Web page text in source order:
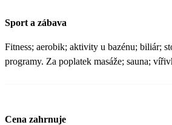
Sport a zábava
Fitness; aerobik; aktivity u bazénu; biliár;
programy. Za poplatek masáže; sauna;
Cena zahrnuje